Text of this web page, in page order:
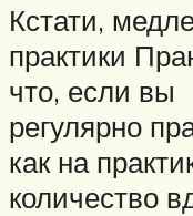
Кстати,
практики
что, если вы
регулярно
как на
количество